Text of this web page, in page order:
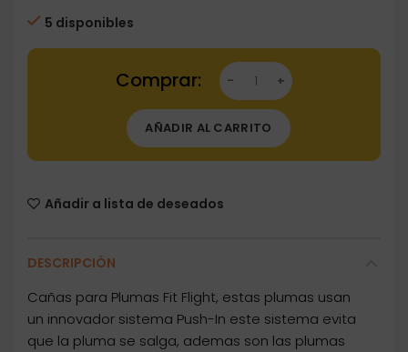
5 disponibles
Dartstore Cañas Fit Shaft Gear Hybrid
AÑADIR AL CARRITO
Añadir a lista de deseados
DESCRIPCIÓN
Cañas para Plumas Fit Flight, estas plumas usan
un innovador sistema Push-In este sistema evita
que la pluma se salga, ademas son las plumas